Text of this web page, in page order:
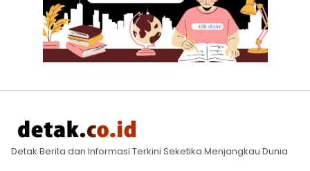
Detak Berita dan Informasi Terkini Seketika Menjangkau Dunia